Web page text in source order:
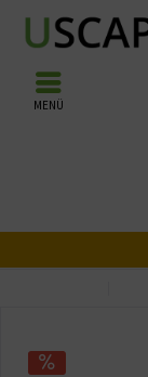
MENÜ